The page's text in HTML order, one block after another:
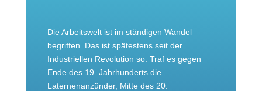
Die Arbeitswelt ist im ständigen Wandel
begriffen. Das ist spätestens seit der
Industriellen Revolution so. Traf es gegen
Ende des 19. Jahrhunderts die
Laternenanzünder, Mitte des 20.